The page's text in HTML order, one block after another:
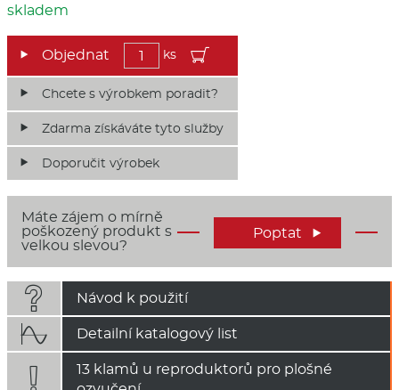
skladem
ks
Chcete s výrobkem poradit?
Zdarma získáváte tyto služby
Doporučit výrobek
Poptat 
Máte zájem o mírně
poškozený produkt s
velkou slevou?
 Návod k použití
 Detailní katalogový list

13 klamů u reproduktorů pro plošné